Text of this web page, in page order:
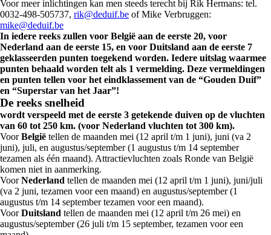
Voor meer inlichtingen kan men steeds terecht bij Rik Hermans: tel.
0032-498-505737, rik@deduif.be of Mike Verbruggen:
mike@deduif.be
In iedere reeks zullen voor België aan de eerste 20, voor
Nederland aan de eerste 15, en voor Duitsland aan de eerste 7
geklasseerden punten toegekend worden. Iedere uitslag waarmee
punten behaald worden telt als 1 vermelding. Deze vermeldingen
en punten tellen voor het eindklassement van de “Gouden Duif”
en “Superstar van het Jaar”!
De reeks snelheid
wordt verspeeld met de eerste 3 getekende duiven op de vluchten
van 60 tot 250 km. (voor Nederland vluchten tot 300 km).
VoorBelgië tellen de maanden mei (12 april t/m 1 juni), juni (va 2
juni), juli, en augustus/september (1 augustus t/m 14 september
tezamen als één maand). Attractievluchten zoals Ronde van België
komen niet in aanmerking.
VoorNederland tellen de maanden mei (12 april t/m 1 juni), juni/juli
(va 2 juni, tezamen voor een maand) en augustus/september (1
augustus t/m 14 september tezamen voor een maand).
VoorDuitsland tellen de maanden mei (12 april t/m 26 mei) en
augustus/september (26 juli t/m 15 september, tezamen voor een